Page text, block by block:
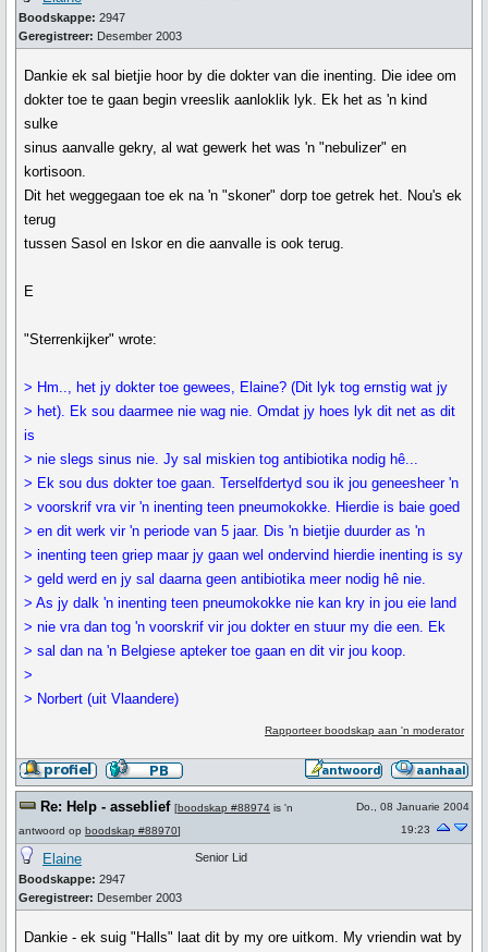
Boodskappe: 2947
Geregistreer: Desember 2003
Dankie ek sal bietjie hoor by die dokter van die inenting. Die idee om
dokter toe te gaan begin vreeslik aanloklik lyk. Ek het as 'n kind
sulke
sinus aanvalle gekry, al wat gewerk het was 'n "nebulizer" en
kortisoon.
Dit het weggegaan toe ek na 'n "skoner" dorp toe getrek het. Nou's ek
terug
tussen Sasol en Iskor en die aanvalle is ook terug.
E
"Sterrenkijker" wrote:
> Hm.., het jy dokter toe gewees, Elaine? (Dit lyk tog ernstig wat jy
> het). Ek sou daarmee nie wag nie. Omdat jy hoes lyk dit net as dit
is
> nie slegs sinus nie. Jy sal miskien tog antibiotika nodig hê...
> Ek sou dus dokter toe gaan. Terselfdertyd sou ik jou geneesheer 'n
> voorskrif vra vir 'n inenting teen pneumokokke. Hierdie is baie goed
> en dit werk vir 'n periode van 5 jaar. Dis 'n bietjie duurder as 'n
> inenting teen griep maar jy gaan wel ondervind hierdie inenting is sy
> geld werd en jy sal daarna geen antibiotika meer nodig hê nie.
> As jy dalk 'n inenting teen pneumokokke nie kan kry in jou eie land
> nie vra dan tog 'n voorskrif vir jou dokter en stuur my die een. Ek
> sal dan na 'n Belgiese apteker toe gaan en dit vir jou koop.
>
> Norbert (uit Vlaandere)
Rapporteer boodskap aan 'n moderator
Re: Help - asseblief [boodskap #88974 is 'n
antwoord op boodskap #88970]
Do., 08 Januarie 2004
19:23
Elaine
Boodskappe: 2947
Geregistreer: Desember 2003
Senior Lid
Dankie - ek suig "Halls" laat dit by my ore uitkom. My vriendin wat by